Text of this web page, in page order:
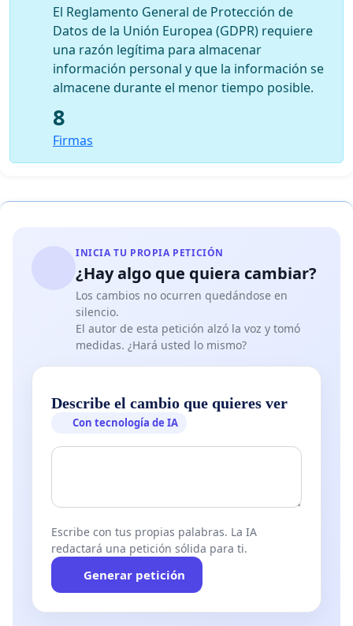
¡ No a la censura macartista en las bibliotecas
universitarias !
El expediente completo de esta censura y de la
correspondencia a este respecto está disponible en
http://www.historiographie.info/debats.html
Godefroy Clair, ingeniero de estudios en la universidad
París 8
contemporánea, universidad París 7
El Reglamento General de Protección de
Datos de la Unión Europea (GDPR) requiere
una razón legítima para almacenar
información personal y que la información se
almacene durante el menor tiempo posible.
8
Firmas
INICIA TU PROPIA PETICIÓN
¿Hay algo que quiera cambiar?
Los cambios no ocurren quedándose en
silencio.
El autor de esta petición alzó la voz y tomó
medidas. ¿Hará usted lo mismo?
Describe el cambio que quieres ver
Con tecnología de IA
Escribe con tus propias palabras. La IA
redactará una petición sólida para ti.
Generar petición